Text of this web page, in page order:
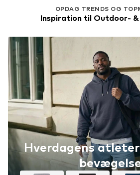
OPDAG TRENDS OG
Inspiration til Outdoor-
Hverdagens